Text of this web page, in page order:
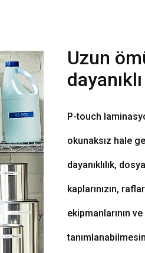
Uzun
dayanıklı
P-touch
okunaksız hale
dayanıklılık,
kaplarınızın,
ekipmanlarının